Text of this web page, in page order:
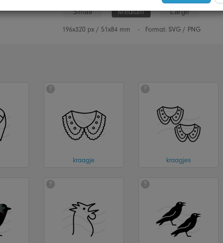
Small Medium Large
196x320 px / 51x84mm - Format: SVG / PNG
?
kraagje
?
kraagjes
? ?